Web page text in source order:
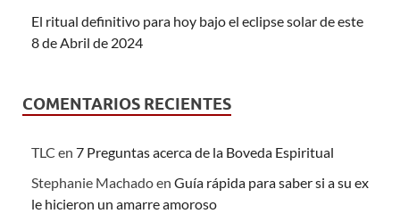
El ritual definitivo para hoy bajo el eclipse solar de este
8 de Abril de 2024
COMENTARIOS RECIENTES
TLC en 7 Preguntas acerca de la Boveda Espiritual
Stephanie Machadoen Guía rápida para saber si a su ex
le hicieron un amarre amoroso